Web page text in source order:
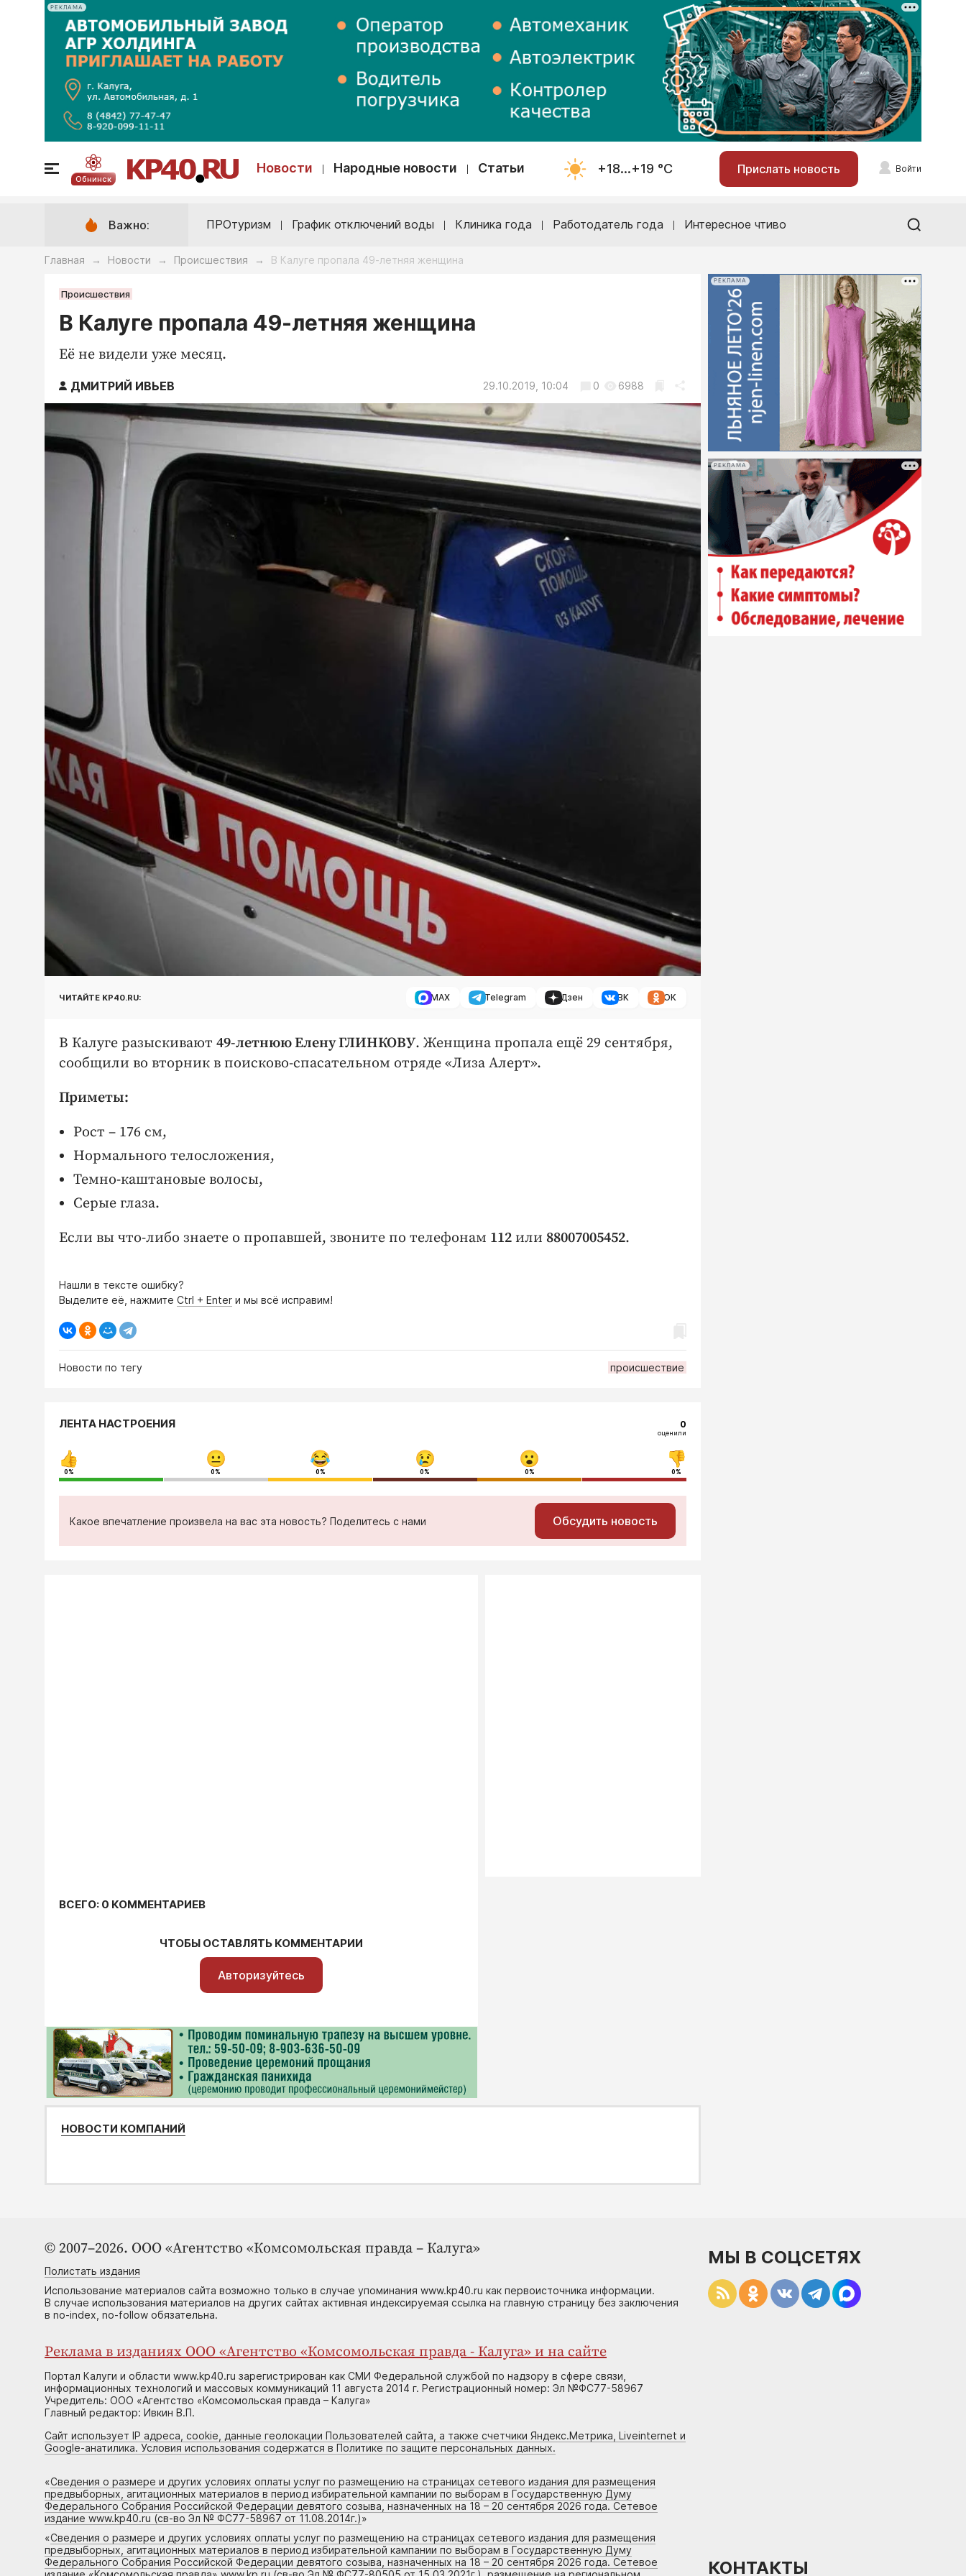
РЕКЛАМА
Обнинск
Новости Народные новости Статьи +18...+19 °С Прислать новость Войти
Важно: ПРОтуризм График отключений воды Клиника года Работодатель года Интересное чтиво
Главная → Новости → Происшествия → В Калуге пропала 49-летняя женщина
Происшествия
В Калуге пропала 49-летняя женщина
Её не видели уже месяц.
ДМИТРИЙ ИВЬЕВ 29.10.2019, 10:04 0 6988
ЧИТАЙТЕ KP40.RU: MAX Telegram Дзен ВК ОК
В Калуге разыскивают 49-летнюю Елену ГЛИНКОВУ. Женщина пропала ещё 29 сентября,
сообщили во вторник в поисково-спасательном отряде «Лиза Алерт».
Приметы:
Рост – 176 см,
Нормального телосложения,
Темно-каштановые волосы,
Серые глаза.
Если вы что-либо знаете о пропавшей, звоните по телефонам 112 или 88007005452.
Нашли в тексте ошибку?
Выделите её, нажмите Ctrl + Enter и мы всё исправим!
Новости по тегу происшествие
РЕКЛАМА
РЕКЛАМА
ЛЕНТА НАСТРОЕНИЯ 0
оценили
0% 0% 0% 0% 0% 0%
Какое впечатление произвела на вас эта новость? Поделитесь с нами Обсудить новость
ВСЕГО: 0 КОММЕНТАРИЕВ
ЧТОБЫ ОСТАВЛЯТЬ КОММЕНТАРИИ
Авторизуйтесь
НОВОСТИ КОМПАНИЙ
© 2007–2026. ООО «Агентство «Комсомольская правда – Калуга»
Полистать издания
Использование материалов сайта возможно только в случае упоминания www.kp40.ru как первоисточника информации.
В случае использования материалов на других сайтах активная индексируемая ссылка на главную страницу без заключения
в no-index, no-follow обязательна.
Реклама в изданиях ООО «Агентство «Комсомольская правда - Калуга» и на сайте
Портал Калуги и области www.kp40.ru зарегистрирован как СМИ Федеральной службой по надзору в сфере связи,
информационных технологий и массовых коммуникаций 11 августа 2014 г. Регистрационный номер: Эл №ФС77-58967
Учредитель: ООО «Агентство «Комсомольская правда – Калуга»
Главный редактор: Ивкин В.П.
Сайт использует IP адреса, cookie, данные геолокации Пользователей сайта, а также счетчики Яндекс.Метрика, Liveinternet и
Google-анатилика. Условия использования содержатся в Политике по защите персональных данных.
«Сведения о размере и других условиях оплаты услуг по размещению на страницах сетевого издания для размещения
предвыборных, агитационных материалов в период избирательной кампании по выборам в Государственную Думу
Федерального Собрания Российской Федерации девятого созыва, назначенных на 18 – 20 сентября 2026 года. Сетевое
издание www.kp40.ru (св-во Эл № ФС77-58967 от 11.08.2014г.)»
«Сведения о размере и других условиях оплаты услуг по размещению на страницах сетевого издания для размещения
предвыборных, агитационных материалов в период избирательной кампании по выборам в Государственную Думу
Федерального Собрания Российской Федерации девятого созыва, назначенных на 18 – 20 сентября 2026 года. Сетевое
МЫ В СОЦСЕТЯХ
КОНТАКТЫ